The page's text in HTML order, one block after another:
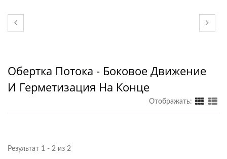
Обертка Потока - Боковое Движение
И Герметизация На Конце
Отображать:
Результат 1 - 2 из 2